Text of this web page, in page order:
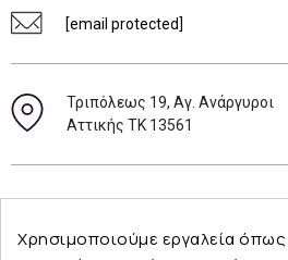
[email protected]
Τριπόλεως 19, Αγ. Ανάργυροι
Αττικής ΤΚ 13561
Χρησιμοποιούμε εργαλεία